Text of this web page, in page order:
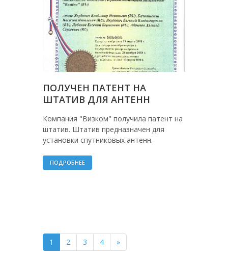
ПОЛУЧЕН ПАТЕНТ НА
ШТАТИВ ДЛЯ АНТЕНН
Компания "Визком" получила патент на
штатив. Штатив предназначен для
установки спутниковых антенн.
ПОДРОБНЕЕ
1 2 3 4 »